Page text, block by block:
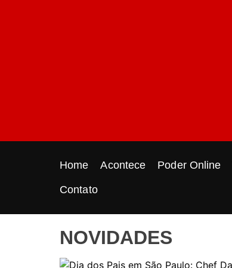
t
Home Acontece Poder Online
Contato
NOVIDADES